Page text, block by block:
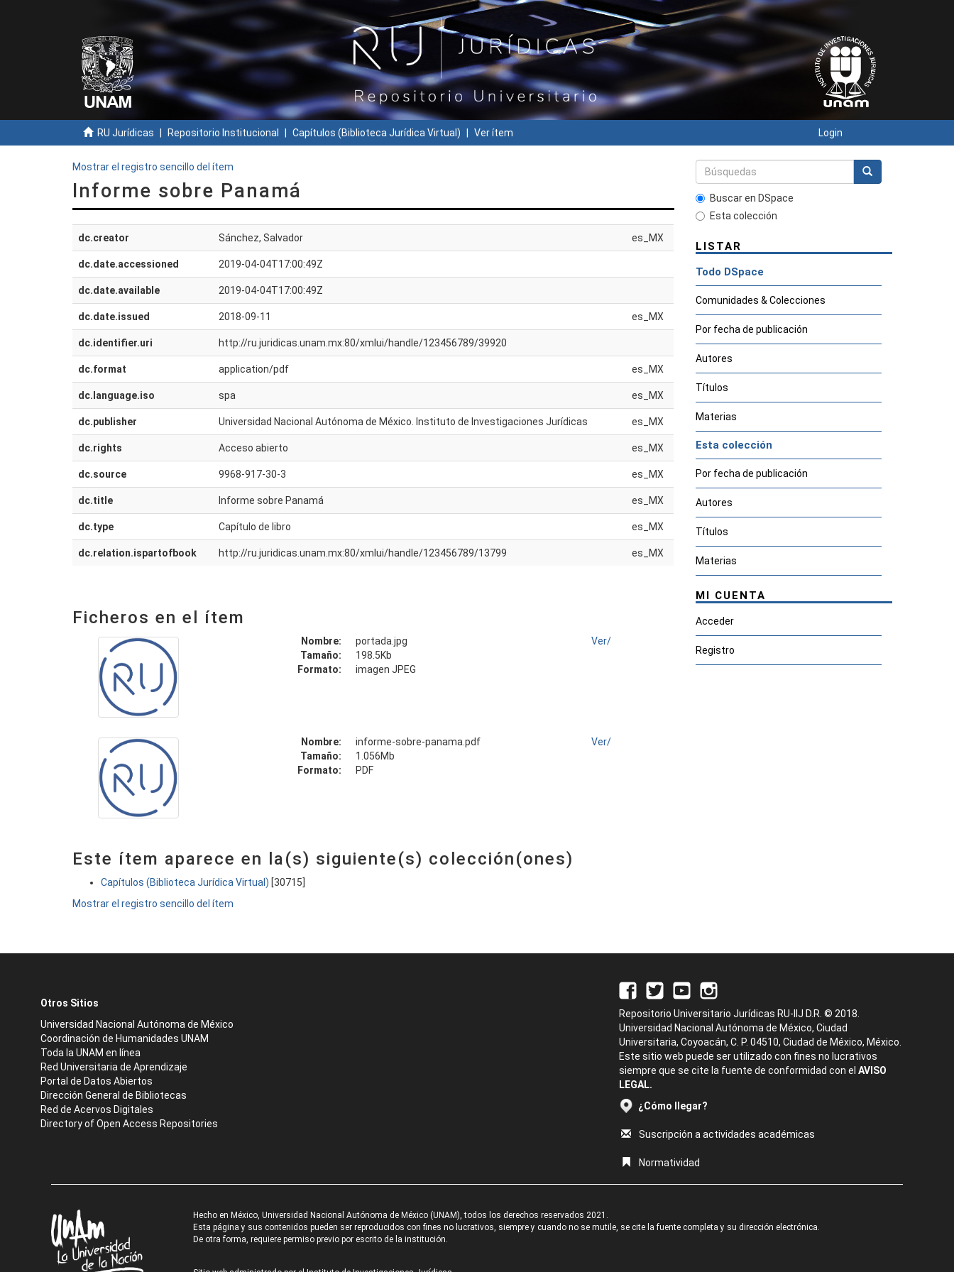
RU Jurídicas Repositorio Institucional Capítulos (Biblioteca Jurídica Virtual) Ver ítem Login
Mostrar el registro sencillo del ítem
Informe sobre Panamá
dc.creator Sánchez, Salvador es_MX
dc.date.accessioned 2019-04-04T17:00:49Z
dc.date.available 2019-04-04T17:00:49Z
dc.date.issued 2018-09-11 es_MX
dc.identifier.uri http://ru.juridicas.unam.mx:80/xmlui/handle/123456789/39920
dc.format application/pdf es_MX
dc.language.iso spa es_MX
dc.publisher Universidad Nacional Autónoma de México. Instituto de Investigaciones Jurídicas es_MX
dc.rights Acceso abierto es_MX
dc.source 9968-917-30-3 es_MX
dc.title Informe sobre Panamá es_MX
dc.type Capítulo de libro es_MX
dc.relation.ispartofbook http://ru.juridicas.unam.mx:80/xmlui/handle/123456789/13799 es_MX
Ficheros en el ítem
Nombre:
portada.jpg
Tamaño:
198.5Kb
Formato:
imagen JPEG
Ver/
Nombre:
informe-sobre-panama.pdf
Tamaño:
1.056Mb
Formato:
PDF
Ver/
Este ítem aparece en la(s) siguiente(s) colección(ones)
Capítulos (Biblioteca Jurídica Virtual) [30715]
Mostrar el registro sencillo del ítem
Buscar en DSpace
Esta colección
LISTAR
Todo DSpace
Comunidades & Colecciones
Por fecha de publicación
Autores
Títulos
Materias
Esta colección
Por fecha de publicación
Autores
Títulos
Materias
MI CUENTA
Acceder
Registro
Otros Sitios
Universidad Nacional Autónoma de México
Coordinación de Humanidades UNAM
Toda la UNAM en línea
Red Universitaria de Aprendizaje
Portal de Datos Abiertos
Dirección General de Bibliotecas
Red de Acervos Digitales
Directory of Open Access Repositories
Repositorio Universitario Jurídicas RU-IIJ D.R. © 2018.
Universidad Nacional Autónoma de México, Ciudad
Universitaria, Coyoacán, C. P. 04510, Ciudad de México, México.
Este sitio web puede ser utilizado con fines no lucrativos
siempre que se cite la fuente de conformidad con el AVISO
LEGAL.
¿Cómo llegar?
Suscripción a actividades académicas
Normatividad
Hecho en México, Universidad Nacional Autónoma de México (UNAM), todos los derechos reservados 2021.
Esta página y sus contenidos pueden ser reproducidos con fines no lucrativos, siempre y cuando no se mutile, se cite la fuente completa y su dirección electrónica.
De otra forma, requiere permiso previo por escrito de la institución.